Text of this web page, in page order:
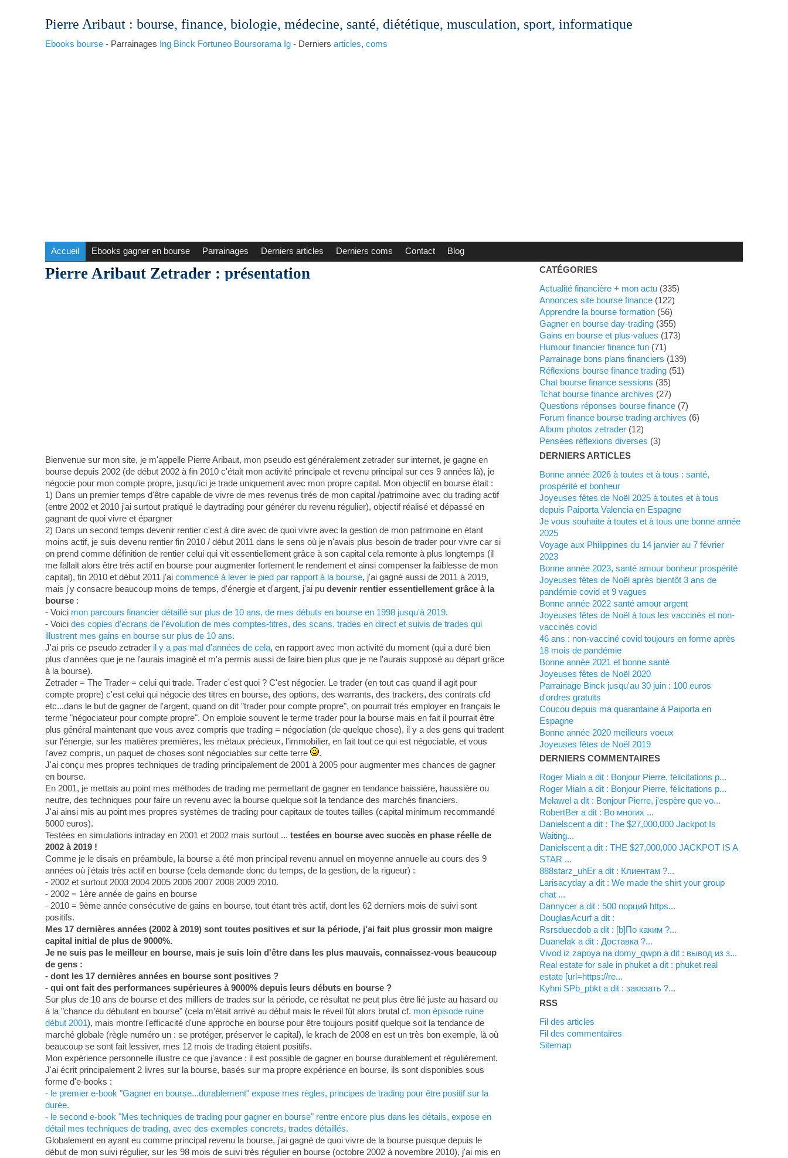
Pierre Aribaut: bourse, finance, biologie, médecine, santé, diététique, musculation, sport, informatique
Ebooks bourse- Parrainages Ing Binck Fortuneo Boursorama Ig- Derniers articles, coms
Accueil Ebooks gagner en bourse Parrainages Derniers articles Derniers coms Contact Blog
Pierre Aribaut Zetrader : présentation
Bienvenue sur mon site, je m'appelle Pierre Aribaut, mon pseudo est généralement zetrader sur internet, je gagne en
bourse depuis 2002 (de début 2002 à fin 2010 c'était mon activité principale et revenu principal sur ces 9 années là), je
négocie pour mon compte propre, jusqu'ici je trade uniquement avec mon propre capital. Mon objectif en bourse était :
1) Dans un premier temps d'être capable de vivre de mes revenus tirés de mon capital /patrimoine avec du trading actif
(entre 2002 et 2010 j'ai surtout pratiqué le daytrading pour générer du revenu régulier), objectif réalisé et dépassé en
gagnant de quoi vivre et épargner
2) Dans un second temps devenir rentier c'est à dire avec de quoi vivre avec la gestion de mon patrimoine en étant
moins actif, je suis devenu rentier fin 2010 / début 2011 dans le sens où je n'avais plus besoin de trader pour vivre car si
on prend comme définition de rentier celui qui vit essentiellement grâce à son capital cela remonte à plus longtemps (il
me fallait alors être très actif en bourse pour augmenter fortement le rendement et ainsi compenser la faiblesse de mon
capital), fin 2010 et début 2011 j'ai commencé à lever le pied par rapport à la bourse, j'ai gagné aussi de 2011 à 2019,
mais j'y consacre beaucoup moins de temps, d'énergie et d'argent, j'ai pu devenir rentier essentiellement grâce à la
bourse:
- Voici mon parcours financier détaillé sur plus de 10 ans, de mes débuts en bourse en 1998 jusqu'à 2019.
- Voici des copies d'écrans de l'évolution de mes comptes-titres, des scans, trades en direct et suivis de trades qui
illustrent mes gains en bourse sur plus de 10 ans.
J'ai pris ce pseudo zetrader il y a pas mal d'années de cela, en rapport avec mon activité du moment (qui a duré bien
plus d'années que je ne l'aurais imaginé et m'a permis aussi de faire bien plus que je ne l'aurais supposé au départ grâce
à la bourse).
Zetrader = The Trader = celui qui trade. Trader c'est quoi ? C'est négocier. Le trader (en tout cas quand il agit pour
compte propre) c'est celui qui négocie des titres en bourse, des options, des warrants, des trackers, des contrats cfd
etc...dans le but de gagner de l'argent, quand on dit "trader pour compte propre", on pourrait très employer en français le
terme "négociateur pour compte propre". On emploie souvent le terme trader pour la bourse mais en fait il pourrait être
plus général maintenant que vous avez compris que trading = négociation (de quelque chose), il y a des gens qui tradent
sur l'énergie, sur les matières premières, les métaux précieux, l'immobilier, en fait tout ce qui est négociable, et vous
l'avez compris, un paquet de choses sont négociables sur cette terre
.
J'ai conçu mes propres techniques de trading principalement de 2001 à 2005 pour augmenter mes chances de gagner
en bourse.
En 2001, je mettais au point mes méthodes de trading me permettant de gagner en tendance baissière, haussière ou
neutre, des techniques pour faire un revenu avec la bourse quelque soit la tendance des marchés financiers.
J'ai ainsi mis au point mes propres systèmes de trading pour capitaux de toutes tailles (capital minimum recommandé
5000 euros).
Testées en simulations intraday en 2001 et 2002 mais surtout ... testées en bourse avec succès en phase réelle de
2002 à 2019 !
Comme je le disais en préambule, la bourse a été mon principal revenu annuel en moyenne annuelle au cours des 9
années où j'étais très actif en bourse (cela demande donc du temps, de la gestion, de la rigueur) :
- 2002 et surtout 2003 2004 2005 2006 2007 2008 2009 2010.
- 2002 = 1ère année de gains en bourse
- 2010 = 9ème année consécutive de gains en bourse, tout étant très actif, dont les 62 derniers mois de suivi sont
positifs.
Mes 17 dernières années (2002 à 2019) sont toutes positives et sur la période, j'ai fait plus grossir mon maigre
capital initial de plus de 9000%.
Je ne suis pas le meilleur en bourse, mais je suis loin d'être dans les plus mauvais, connaissez-vous beaucoup
de gens :
- dont les 17 dernières années en bourse sont positives ?
- qui ont fait des performances supérieures à 9000% depuis leurs débuts en bourse ?
Sur plus de 10 ans de bourse et des milliers de trades sur la période, ce résultat ne peut plus être lié juste au hasard ou
à la "chance du débutant en bourse" (cela m'était arrivé au début mais le réveil fût alors brutal cf. mon épisode ruine
début 2001), mais montre l'efficacité d'une approche en bourse pour être toujours positif quelque soit la tendance de
marché globale (règle numéro un : se protéger, préserver le capital), le krach de 2008 en est un très bon exemple, là où
beaucoup se sont fait lessiver, mes 12 mois de trading étaient positifs.
Mon expérience personnelle illustre ce que j'avance : il est possible de gagner en bourse durablement et régulièrement.
J'ai écrit principalement 2 livres sur la bourse, basés sur ma propre expérience en bourse, ils sont disponibles sous
forme d'e-books :
- le premier e-book "Gagner en bourse...durablement" expose mes règles, principes de trading pour être positif sur la
durée.
- le second e-book "Mes techniques de trading pour gagner en bourse" rentre encore plus dans les détails, expose en
détail mes techniques de trading, avec des exemples concrets, trades détaillés.
Globalement en ayant eu comme principal revenu la bourse, j'ai gagné de quoi vivre de la bourse puisque depuis le
début de mon suivi régulier, sur les 98 mois de suivi très régulier en bourse (octobre 2002 à novembre 2010), j'ai mis en
CATÉGORIES
Actualité financière + mon actu (335)
Annonces site bourse finance (122)
Apprendre la bourse formation (56)
Gagner en bourse day-trading (355)
Gains en bourse et plus-values (173)
Humour financier finance fun (71)
Parrainage bons plans financiers (139)
Réflexions bourse finance trading (51)
Chat bourse finance sessions (35)
Tchat bourse finance archives (27)
Questions réponses bourse finance (7)
Forum finance bourse trading archives (6)
Album photos zetrader (12)
Pensées réflexions diverses (3)
DERNIERS ARTICLES
Bonne année 2026 à toutes et à tous : santé,
prospérité et bonheur
Joyeuses fêtes de Noël 2025 à toutes et à tous
depuis Paiporta Valencia en Espagne
Je vous souhaite à toutes et à tous une bonne année
2025
Voyage aux Philippines du 14 janvier au 7 février
2023
Bonne année 2023, santé amour bonheur prospérité
Joyeuses fêtes de Noël après bientôt 3 ans de
pandémie covid et 9 vagues
Bonne année 2022 santé amour argent
Joyeuses fêtes de Noël à tous les vaccinés et non-
vaccinés covid
46 ans : non-vacciné covid toujours en forme après
18 mois de pandémie
Bonne année 2021 et bonne santé
Joyeuses fêtes de Noël 2020
Parrainage Binck jusqu'au 30 juin : 100 euros
d'ordres gratuits
Coucou depuis ma quarantaine à Paiporta en
Espagne
Bonne année 2020 meilleurs voeux
Joyeuses fêtes de Noël 2019
DERNIERS COMMENTAIRES
Roger Mialn a dit : Bonjour Pierre, félicitations p...
Roger Mialn a dit : Bonjour Pierre, félicitations p...
Melawel a dit : Bonjour Pierre, j'espère que vo...
RobertBer a dit : Во многих ...
Danielscent a dit : The $27,000,000 Jackpot Is
Waiting...
Danielscent a dit : THE $27,000,000 JACKPOT IS A
STAR ...
888starz_uhEr a dit : Клиентам ?...
Larisacyday a dit : We made the shirt your group
chat ...
Dannycer a dit : 500 порций https...
DouglasAcurf a dit :
Rsrsduecdob a dit : [b]По каким ?...
Duanelak a dit : Доставка ?...
vivod iz zapoya na domy_qwpn a dit : вывод из з...
real estate for sale in phuket a dit : phuket real
estate [url=https://re...
kyhni SPb_pbkt a dit : заказать ?...
RSS
Fil des articles
Fil des commentaires
Sitemap